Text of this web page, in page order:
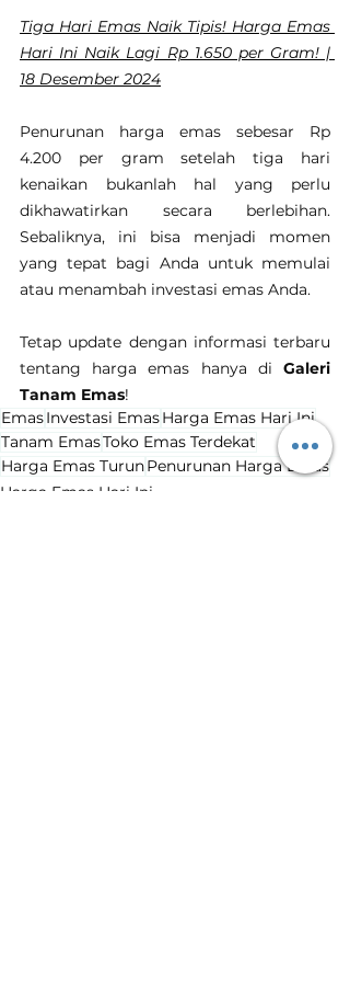
Tiga Hari Emas Naik Tipis! Harga Emas
Hari Ini Naik Lagi Rp 1.650 per Gram! |
18 Desember 2024
Penurunan harga emas sebesar Rp
4.200 per gram setelah tiga hari
kenaikan bukanlah hal yang perlu
dikhawatirkan secara berlebihan.
Sebaliknya, ini bisa menjadi momen
yang tepat bagi Anda untuk memulai
atau menambah investasi emas Anda.
Tetap update dengan informasi terbaru
tentang harga emas hanya di Galeri
Tanam Emas!
EmasInvestasi EmasHarga Emas Hari Ini
Tanam EmasToko Emas Terdekat
Harga Emas TurunPenurunan Harga Emas
Harga Emas Hari Ini